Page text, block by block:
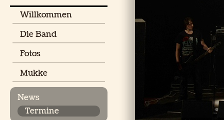
Willkommen
Die Band
Fotos
Mukke
News
Termine